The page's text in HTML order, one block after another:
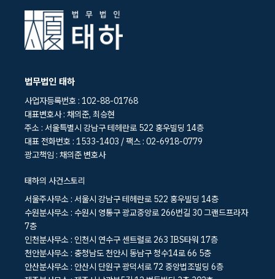
법무법인 태하
사업자등록번호 : 102-88-01768
대표변호사 : 채의준, 최승현
주소 : 서울특별시 강남구 테헤란로 522 홍우빌딩 14층
대표 전화번호 : 1533-1403 / 팩스 : 02-6918-0779
광고책임 : 채의준 변호사
태하의 사건스토리
서울주사무소 : 서울시 강남구 테헤란로 522 홍우빌딩 14층
수원분사무소 : 수원시 영통구 광교중앙로 266번길 30 그랜드프라자
7층
인천분사무소 : 인천시 연수구 센트럴로 263 IBS타워 17층
천안분사무소 : 충청남도 천안시 동남구 청수14로 66 5층
안산분사무소 : 안산시 단원구 광덕서로 72 중앙법조빌딩 6층